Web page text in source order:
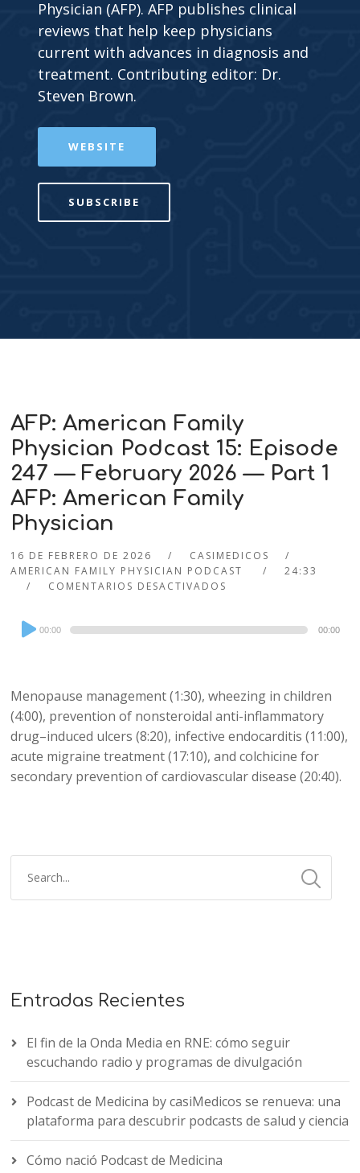
Physician (AFP). AFP publishes clinical
reviews that help keep physicians
current with advances in diagnosis and
treatment. Contributing editor: Dr.
Steven Brown.
WEBSITE
SUBSCRIBE
AFP: American Family
Physician Podcast 15: Episode
247 — February 2026 — Part 1
AFP: American Family
Physician
16 DE FEBRERO DE 2026
CASIMEDICOS
AMERICAN FAMILY PHYSICIAN PODCAST
24:33
COMENTARIOS DESACTIVADOS
Audio
Player
00:00 00:00
Menopause management (1:30), wheezing in children
(4:00), prevention of nonsteroidal anti-inflammatory
drug–induced ulcers (8:20), infective endocarditis (11:00),
acute migraine treatment (17:10), and colchicine for
secondary prevention of cardiovascular disease (20:40).
Entradas Recientes
El fin de la Onda Media en RNE: cómo seguir
escuchando radio y programas de divulgación
Podcast de Medicina by casiMedicos se renueva: una
plataforma para descubrir podcasts de salud y ciencia
Cómo nació Podcast de Medicina